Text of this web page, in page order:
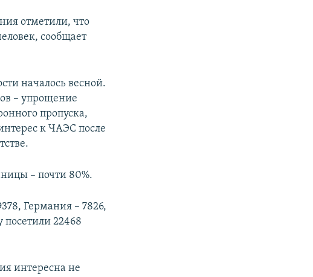
отметили, что
сообщает
началось весной.
– упрощение
пропуска,
к ЧАЭС после
– почти 80%.
Германия – 7826,
22468
интересна не